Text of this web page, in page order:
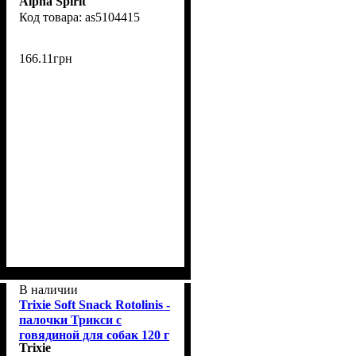
курицей 16 шт/уп
as5104415
166.11грн
В наличии
Trixie Soft Snack Rotolinis -
палочки Трикси с
говядиной для собак 120 г
- 12 шт (31771)
Trixie